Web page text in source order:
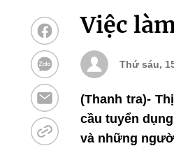
Việc
Thứ sáu,
(Thanh tra)-
cầu tuyển
và những